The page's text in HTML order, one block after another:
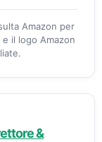
Amazon per
il logo Amazon
&